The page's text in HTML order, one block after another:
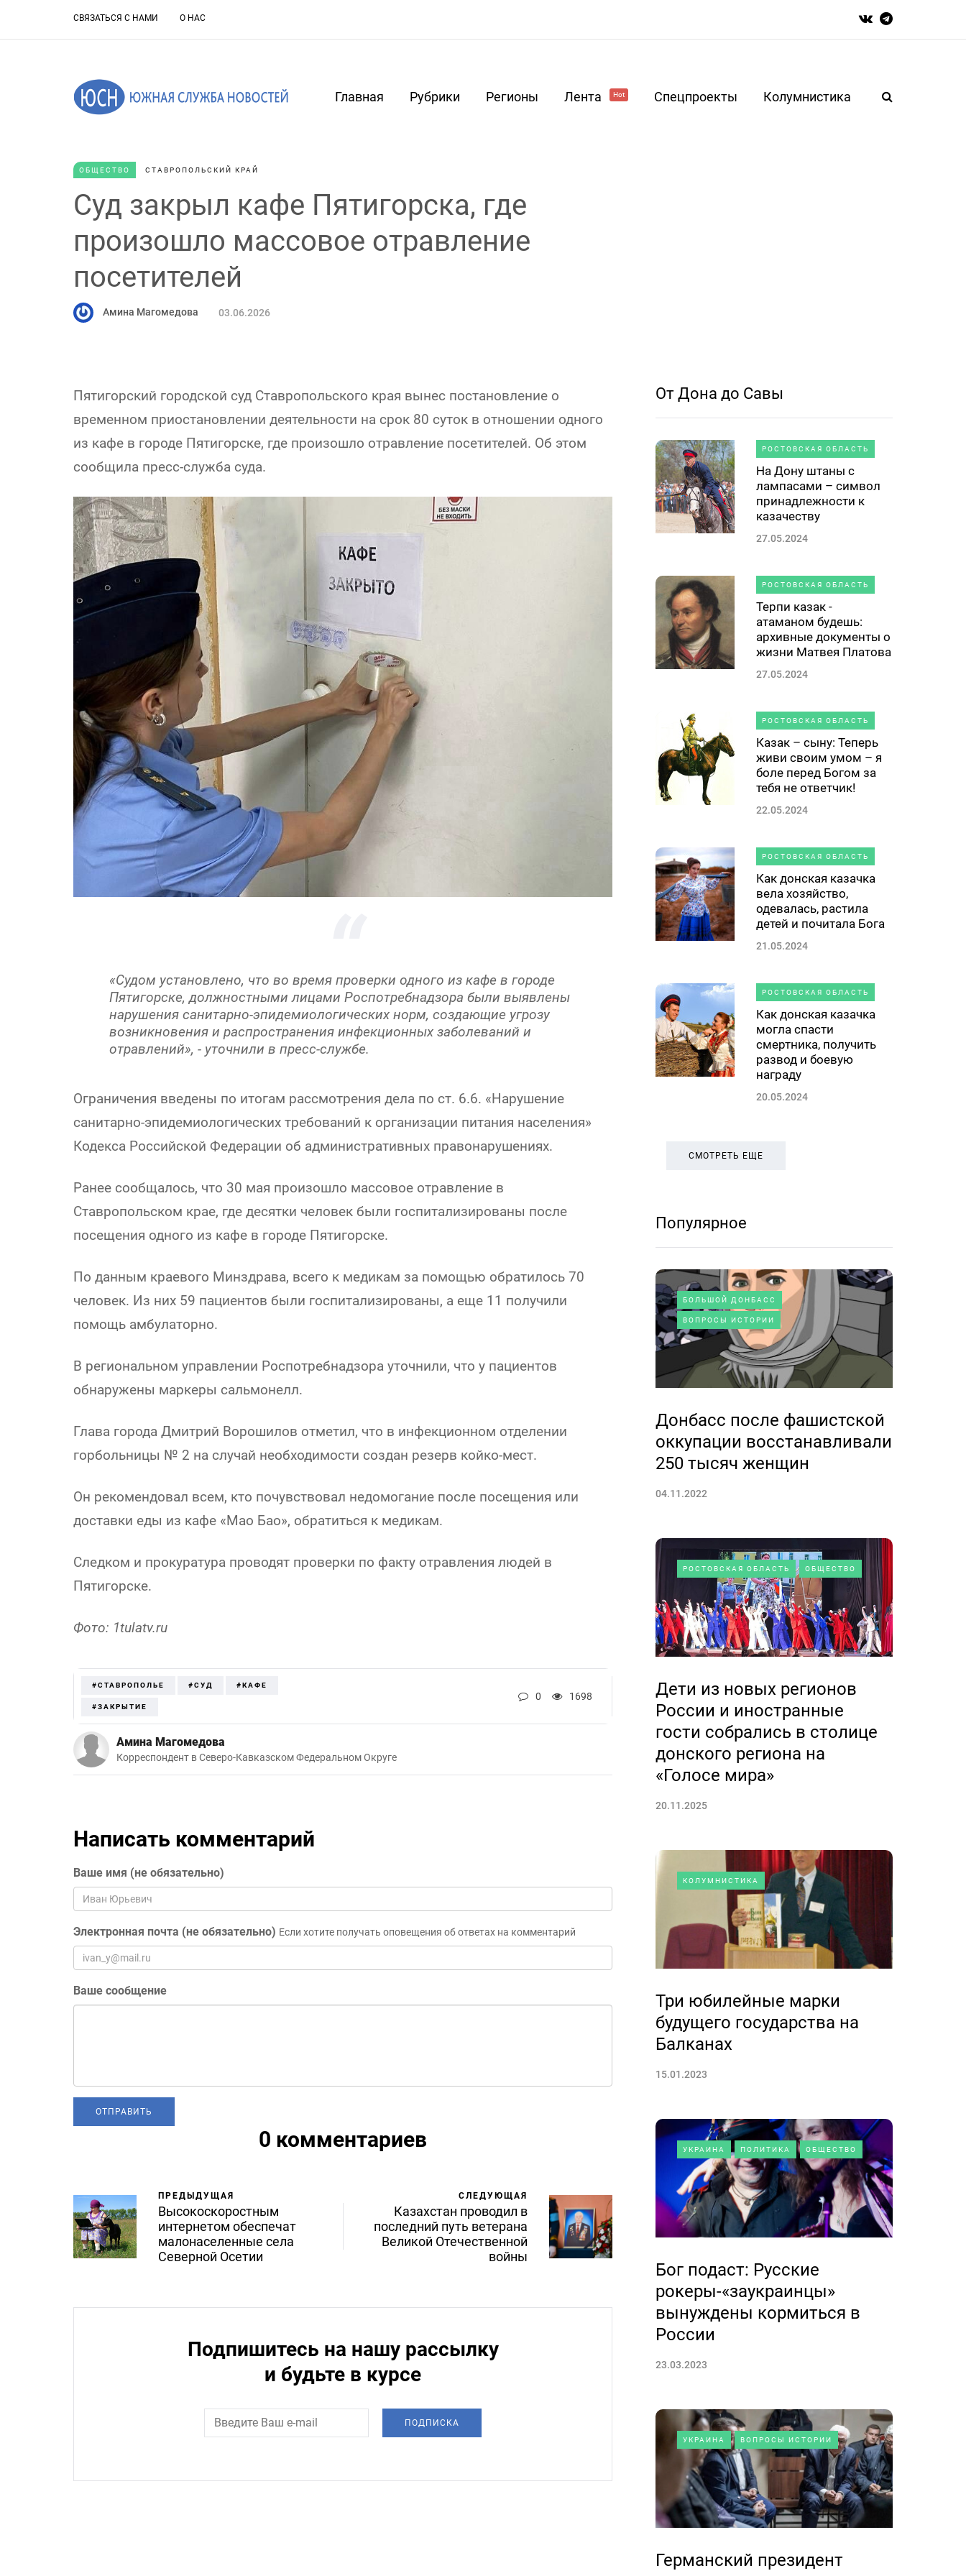
СВЯЗАТЬСЯ С НАМИ О НАС
Главная Рубрики Регионы Лента Hot Спецпроекты Колумнистика
ОБЩЕСТВО СТАВРОПОЛЬСКИЙ КРАЙ
Суд закрыл кафе Пятигорска, где
произошло массовое отравление
посетителей
Амина Магомедова 03.06.2026
Пятигорский городской суд Ставропольского края вынес постановление о
временном приостановлении деятельности на срок 80 суток в отношении одного
из кафе в городе Пятигорске, где произошло отравление посетителей. Об этом
сообщила пресс-служба суда.
«Судом установлено, что во время проверки одного из кафе в городе
Пятигорске, должностными лицами Роспотребнадзора были выявлены
нарушения санитарно-эпидемиологических норм, создающие угрозу
возникновения и распространения инфекционных заболеваний и
отравлений», - уточнили в пресс-службе.
Ограничения введены по итогам рассмотрения дела по ст. 6.6. «Нарушение
санитарно-эпидемиологических требований к организации питания населения»
Кодекса Российской Федерации об административных правонарушениях.
Ранее сообщалось, что 30 мая произошло массовое отравление в
Ставропольском крае, где десятки человек были госпитализированы после
посещения одного из кафе в городе Пятигорске.
По данным краевого Минздрава, всего к медикам за помощью обратилось 70
человек. Из них 59 пациентов были госпитализированы, а еще 11 получили
помощь амбулаторно.
В региональном управлении Роспотребнадзора уточнили, что у пациентов
обнаружены маркеры сальмонелл.
Глава города Дмитрий Ворошилов отметил, что в инфекционном отделении
горбольницы № 2 на случай необходимости создан резерв койко-мест.
Он рекомендовал всем, кто почувствовал недомогание после посещения или
доставки еды из кафе «Мао Бао», обратиться к медикам.
Следком и прокуратура проводят проверки по факту отравления людей в
Пятигорске.
Фото: 1tulatv.ru
#СТАВРОПОЛЬЕ #СУД #КАФЕ
#ЗАКРЫТИЕ
0 1698
Амина Магомедова
Корреспондент в Северо-Кавказском Федеральном Округе
Написать комментарий
Ваше имя (не обязательно)
Электронная почта (не обязательно) Если хотите получать оповещения об ответах на комментарий
Ваше сообщение
0 комментариев
ПРЕДЫДУЩАЯ
Высокоскоростным
интернетом обеспечат
малонаселенные села
Северной Осетии
СЛЕДУЮЩАЯ
Казахстан проводил в
последний путь ветерана
Великой Отечественной
войны
Подпишитесь на нашу рассылку
и будьте в курсе
ПОДПИСКА
От Дона до Савы
РОСТОВСКАЯ ОБЛАСТЬ
На Дону штаны с
лампасами – символ
принадлежности к
казачеству
27.05.2024
РОСТОВСКАЯ ОБЛАСТЬ
Терпи казак -
атаманом будешь:
архивные документы о
жизни Матвея Платова
27.05.2024
РОСТОВСКАЯ ОБЛАСТЬ
Казак – сыну: Теперь
живи своим умом – я
боле перед Богом за
тебя не ответчик!
22.05.2024
РОСТОВСКАЯ ОБЛАСТЬ
Как донская казачка
вела хозяйство,
одевалась, растила
детей и почитала Бога
21.05.2024
РОСТОВСКАЯ ОБЛАСТЬ
Как донская казачка
могла спасти
смертника, получить
развод и боевую
награду
20.05.2024
СМОТРЕТЬ ЕЩЕ
Популярное
БОЛЬШОЙ ДОНБАСС
ВОПРОСЫ ИСТОРИИ
Донбасс после фашистской
оккупации восстанавливали
250 тысяч женщин
04.11.2022
РОСТОВСКАЯ ОБЛАСТЬ ОБЩЕСТВО
Дети из новых регионов
России и иностранные
гости собрались в столице
донского региона на
«Голосе мира»
20.11.2025
КОЛУМНИСТИКА
Три юбилейные марки
будущего государства на
Балканах
15.01.2023
УКРАИНА ПОЛИТИКА ОБЩЕСТВО
Бог подаст: Русские
рокеры-«заукраинцы»
вынуждены кормиться в
России
23.03.2023
УКРАИНА ВОПРОСЫ ИСТОРИИ
Германский президент